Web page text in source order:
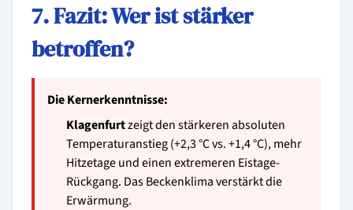
7. Fazit: Wer ist stärker
betroffen?
Die Kernerkenntnisse:
Klagenfurtzeigt den stärkeren absoluten
Temperaturanstieg (+2,3 °C vs. +1,4 °C), mehr
Hitzetage und einen extremeren Eistage-
Rückgang. Das Beckenklima verstärkt die
Erwärmung.